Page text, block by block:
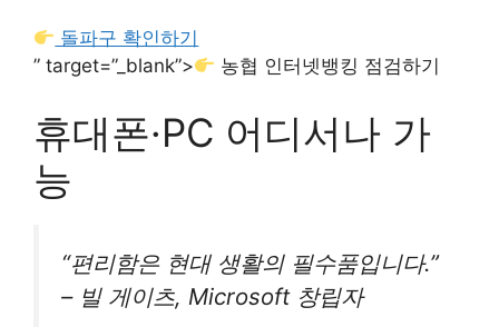
돌파구 확인하기
” target=”_blank”>
농협 인터넷뱅킹 점검하기
휴대폰·PC 어디서나 가
능
“편리함은 현대 생활의 필수품입니다.”
– 빌 게이츠, Microsoft 창립자